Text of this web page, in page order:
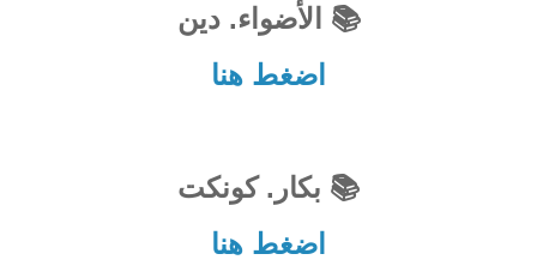
📚 الأضواء. دين
اضغط هنا
📚 بكار. كونكت
اضغط هنا